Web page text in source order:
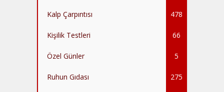
Kalp Çarpıntısı 478
Kişilik Testleri 66
Özel Günler 5
Ruhun Gıdası 275